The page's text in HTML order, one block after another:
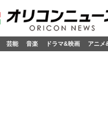
芸能 音楽 ドラマ&映画 アニメ